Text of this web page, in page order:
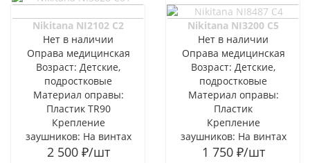
Nikitana NI2102 C2
Нет в наличии
Оправа медицинская
Возраст: Детские,
подростковые
Материал оправы:
Пластик TR90
Крепление
заушников: На винтах
2 500₽/шт
Nikitana NI3200 C5
Нет в наличии
Оправа медицинская
Возраст: Детские,
подростковые
Материал оправы:
Пластик
Крепление
заушников: На винтах
1 750₽/шт